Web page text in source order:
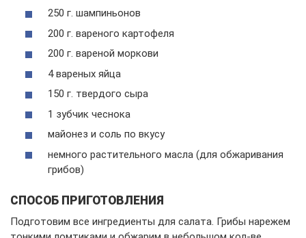
250 г. шампиньонов
200 г. вареного картофеля
200 г. вареной моркови
4 вареных яйца
150 г. твердого сыра
1 зубчик чеснока
майонез и соль по вкусу
немного растительного масла (для обжаривания
грибов)
СПОСОБ ПРИГОТОВЛЕНИЯ
Подготовим все ингредиенты для салата. Грибы нарежем